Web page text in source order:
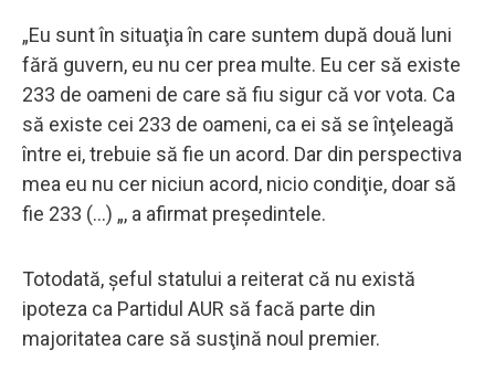
„Eu sunt în situaţia în care suntem după două luni
fără guvern, eu nu cer prea multe. Eu cer să existe
233 de oameni de care să fiu sigur că vor vota. Ca
să existe cei 233 de oameni, ca ei să se înţeleagă
între ei, trebuie să fie un acord. Dar din perspectiva
mea eu nu cer niciun acord, nicio condiţie, doar să
fie 233 (…) „, a afirmat preşedintele.
Totodată, şeful statului a reiterat că nu există
ipoteza ca Partidul AUR să facă parte din
majoritatea care să susţină noul premier.